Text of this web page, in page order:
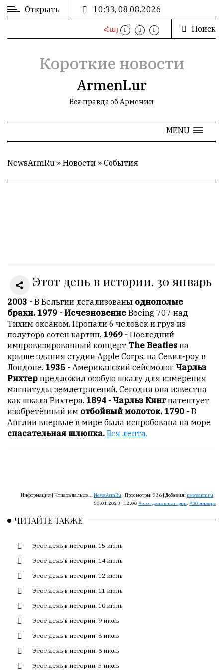
ВХОД
РЕГИСТРАЦИЯ
РЕКЛАМА
1
Гостей:
Пользователей:
0
НАШИ
ПРАВИЛА
Тонкие
материалы
для
независимо
мыслящих.
Сайт
трудом,
душой.
Редакция
не
лезет
авторские
не
кромсает
их
не
искажает
Открыть 10:33, 08.08.2026
Հայ Поиск
Короткие новости
ArmenLur
Вся правда об Армении
MENU
NewsArmRu » Новости » События
Этот день в истории. 30 январь
2003 - В Бельгии легализованы однополые
браки. 1979 - Исчезновение Boeing 707 над
Тихим океаном. Пропали 6 человек и груз из
полутора сотен картин. 1969 - Последний
импровизированный концерт The Beatles на
крыше здания студии Apple Corps, на Севил-роу в
Лондоне. 1935 - Американский сейсмолог Чарльз
Рихтер предложил особую шкалу для измерения
магнитуды землетрясений. Сегодня она известна
как шкала Рихтера. 1894 - Чарльз Кингпатентует
изобретённый им отбойный молоток. 1790 - В
Англии впервые в мире была испробована на море
спасательная шлюпка. Вся лента.
Информация | Чтиать дальше... NewsArmRu | Просмотры: 386 | Добавил: newsarmru |
30.01.2023 | 12:00
этот день в истории, 30 январь
ЧИТАЙТЕ ТАКЖЕ
Этот день в истории. 15 июль
Этот день в истории. 14 июль
Этот день в истории. 12 июль
Этот день в истории. 11 июль
Этот день в истории. 10 июль
Этот день в истории. 9 июль
Этот день в истории. 8 июль
Этот день в истории. 6 июль
Этот день в истории. 5 июль